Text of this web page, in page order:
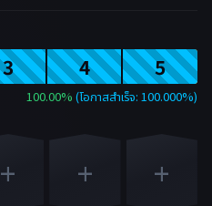
3 4 5
100.00% (โอกาสสำเร็จ: 100.000%)
+ + +